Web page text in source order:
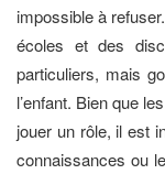
impossible à
écoles et des
particuliers, mais
l’enfant. Bien que
jouer un rôle, il est
connaissances ou